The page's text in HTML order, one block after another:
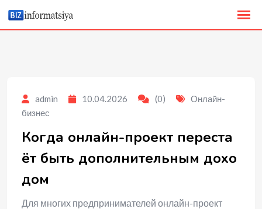
content
admin 10.04.2026 (0)
Онлайн-
бизнес
Когда онлайн-проект переста
ёт быть дополнительным дохо
дом
Для многих предпринимателей онлайн-проект